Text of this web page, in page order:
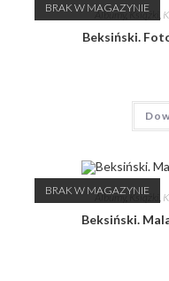
BRAK W MAGAZYNIE
Albumy, Książki ,
Beksiński.
BRAK W MAGAZYNIE
Albumy, Książki ,
Beksiński.